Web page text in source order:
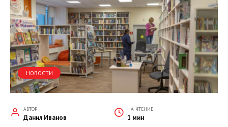
НОВОСТИ
АВТОР
Данил Иванов
НА ЧТЕНИЕ
1 мин